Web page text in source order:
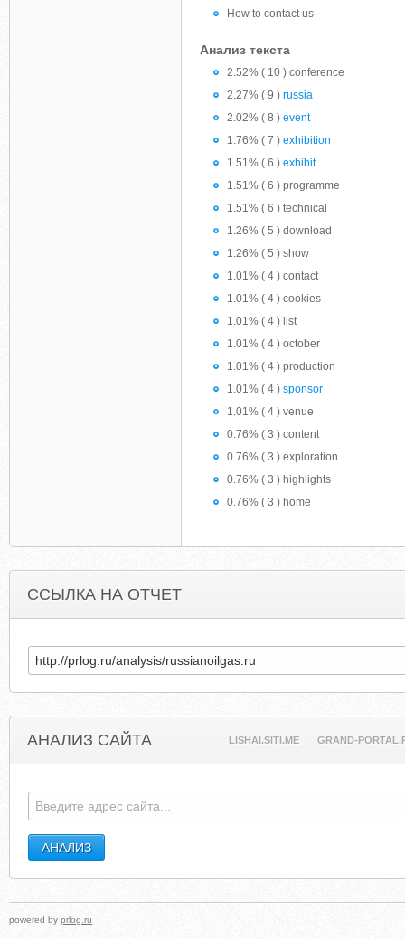
How to contact us
Анализ текста
2.52% ( 10 ) conference
2.27% ( 9 ) russia
2.02% ( 8 ) event
1.76% ( 7 ) exhibition
1.51% ( 6 ) exhibit
1.51% ( 6 ) programme
1.51% ( 6 ) technical
1.26% ( 5 ) download
1.26% ( 5 ) show
1.01% ( 4 ) contact
1.01% ( 4 ) cookies
1.01% ( 4 ) list
1.01% ( 4 ) october
1.01% ( 4 ) production
1.01% ( 4 ) sponsor
1.01% ( 4 ) venue
0.76% ( 3 ) content
0.76% ( 3 ) exploration
0.76% ( 3 ) highlights
0.76% ( 3 ) home
ССЫЛКА НА ОТЧЕТ
АНАЛИЗ САЙТА LISHAI.SITI.ME GRAND-
powered by prlog.ru